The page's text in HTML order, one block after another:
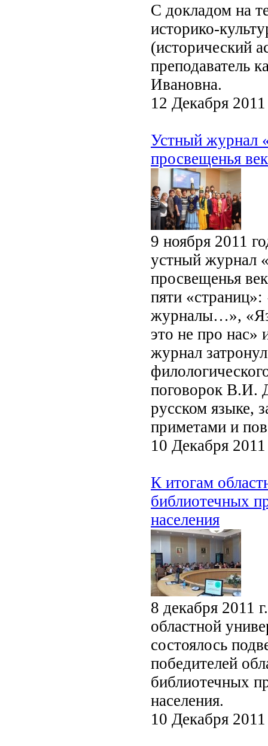
С докладом на
историко-
(исторический
преподаватель
Ивановна.
12 Декабря 2011
Устный журнал
просвещенья
9 ноября 2011
устный журнал
просвещенья
пяти
журналы…»,
это не про нас»
журнал
поговорок В.И.
русском языке,
приметами и
10 Декабря 2011
К итогам
библиотечных
населения
8 декабря 2011
областной
состоялось
победителей
библиотечных
населения.
10 Декабря 2011